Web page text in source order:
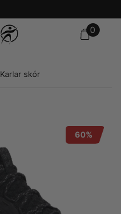
0
Karlar skór
60%